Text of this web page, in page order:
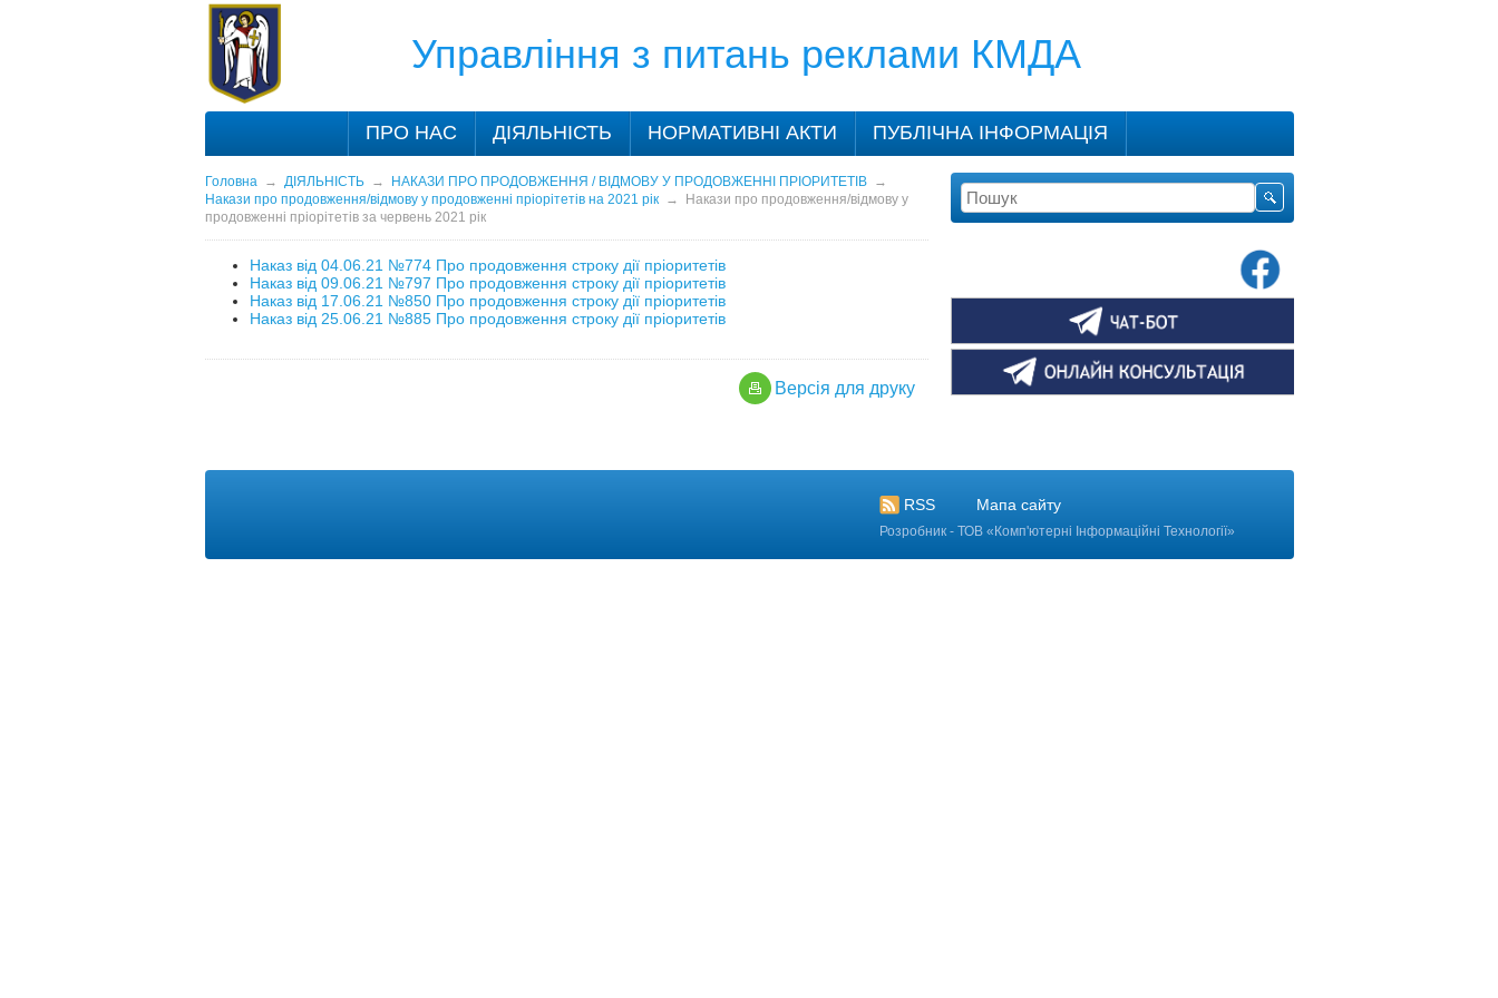
Управління з питань реклами КМДА
ПРО НАС ДІЯЛЬНІСТЬ НОРМАТИВНІ АКТИ ПУБЛІЧНА ІНФОРМАЦІЯ
Головна→ ДІЯЛЬНІСТЬ→ НАКАЗИ ПРО ПРОДОВЖЕННЯ / ВІДМОВУ У ПРОДОВЖЕННІ ПРІОРИТЕТІВ→
Накази про продовження/відмову у продовженні пріорітетів на 2021 рік→
Накази про продовження/відмову у
продовженні пріорітетів за червень 2021 рік
Наказ від 04.06.21 №774 Про продовження строку дії пріоритетів
Наказ від 09.06.21 №797 Про продовження строку дії пріоритетів
Наказ від 17.06.21 №850 Про продовження строку дії пріоритетів
Наказ від 25.06.21 №885 Про продовження строку дії пріоритетів
Версiя для друку
RSS Мапа сайту
Розробник - ТОВ « Комп'ютерні Інформаційні Технології»